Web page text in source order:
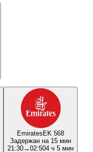
EmiratesEK 568
Задержан на 15 мин
21:30→02:504 ч 5 мин